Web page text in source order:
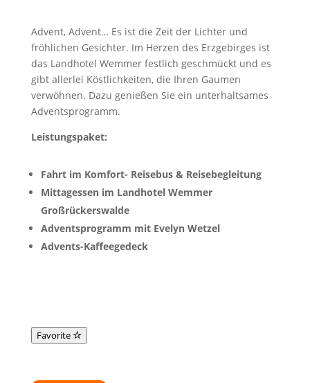
Advent, Advent… Es ist die Zeit der Lichter und
fröhlichen Gesichter. Im Herzen des Erzgebirges ist
das Landhotel Wemmer festlich geschmückt und es
gibt allerlei Köstlichkeiten, die Ihren Gaumen
verwöhnen. Dazu genießen Sie ein unterhaltsames
Adventsprogramm.
Leistungspaket:
Fahrt im Komfort- Reisebus & Reisebegleitung
Mittagessen im Landhotel Wemmer
Großrückerswalde
Adventsprogramm mit Evelyn Wetzel
Advents-Kaffeegedeck
Favorite